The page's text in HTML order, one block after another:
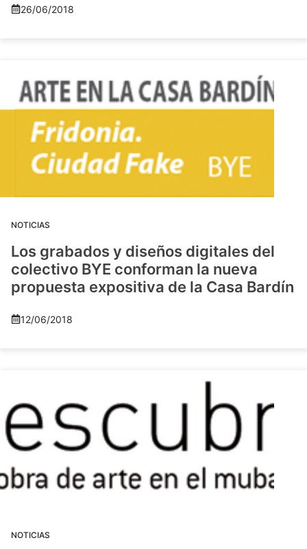
26/06/2018
NOTICIAS
Los grabados y diseños digitales del
colectivo BYE conforman la nueva
propuesta expositiva de la Casa Bardín
12/06/2018
NOTICIAS